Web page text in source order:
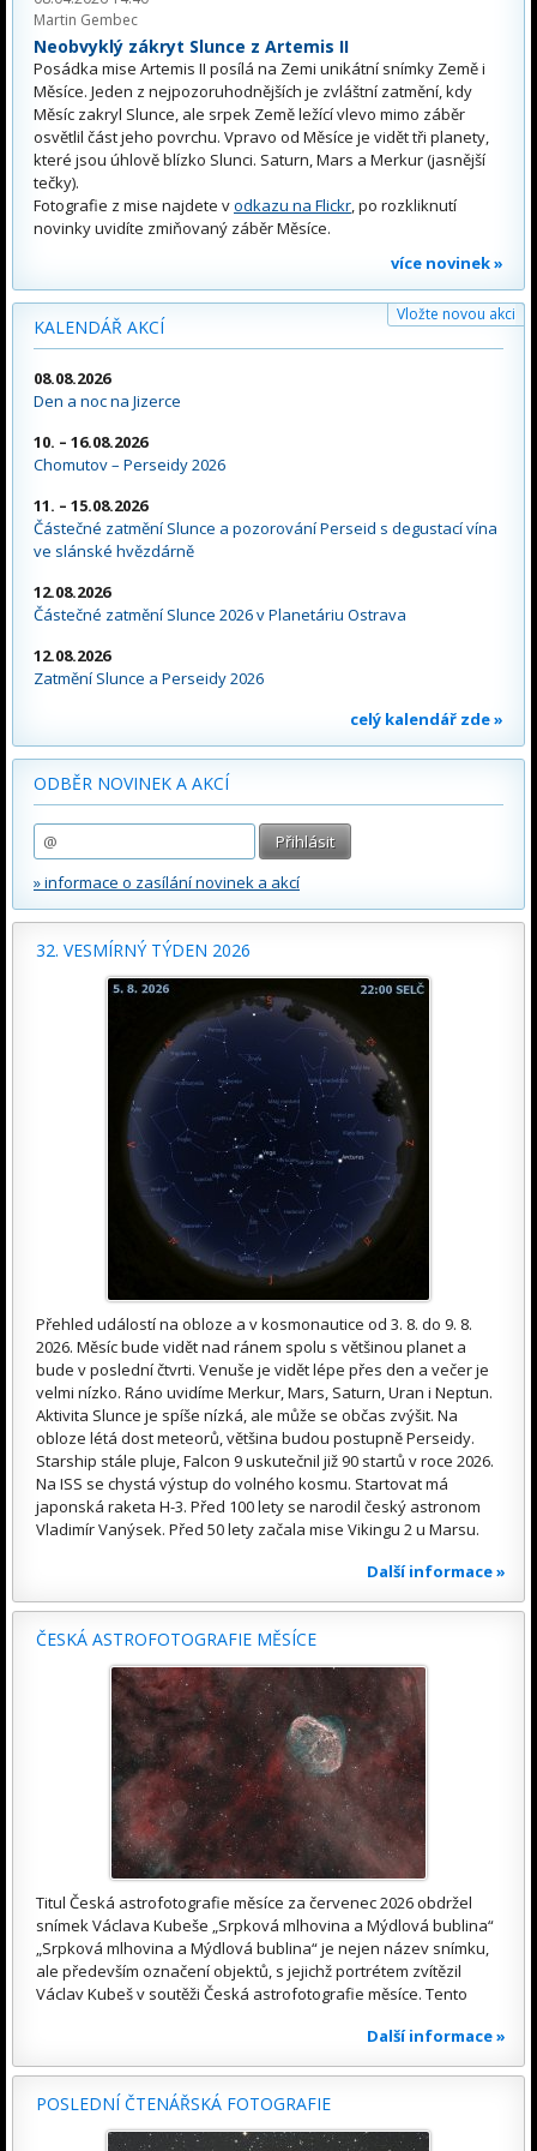
Martin Gembec
Neobvyklý zákryt Slunce z Artemis II
Posádka mise Artemis II posílá na Zemi unikátní snímky Země i
Měsíce. Jeden z nejpozoruhodnějších je zvláštní zatmění, kdy
Měsíc zakryl Slunce, ale srpek Země ležící vlevo mimo záběr
osvětlil část jeho povrchu. Vpravo od Měsíce je vidět tři planety,
které jsou úhlově blízko Slunci. Saturn, Mars a Merkur (jasnější
tečky).
Fotografie z mise najdete vodkazu na Flickr, po rozkliknutí
novinky uvidíte zmiňovaný záběr Měsíce.
více novinek »
KALENDÁŘ AKCÍ
Vložte novou akci
08.08.2026
Den a noc na Jizerce
10. – 16.08.2026
Chomutov – Perseidy 2026
11. – 15.08.2026
Částečné zatmění Slunce a pozorování Perseid s degustací vína
ve slánské hvězdárně
12.08.2026
Částečné zatmění Slunce 2026 v Planetáriu Ostrava
12.08.2026
Zatmění Slunce a Perseidy 2026
celý kalendář zde »
ODBĚR NOVINEK A AKCÍ
» informace o zasílání novinek a akcí
32. VESMÍRNÝ TÝDEN 2026
Přehled událostí na obloze a v kosmonautice od 3. 8. do 9. 8.
2026. Měsíc bude vidět nad ránem spolu s většinou planet a
bude v poslední čtvrti. Venuše je vidět lépe přes den a večer je
velmi nízko. Ráno uvidíme Merkur, Mars, Saturn, Uran i Neptun.
Aktivita Slunce je spíše nízká, ale může se občas zvýšit. Na
obloze létá dost meteorů, většina budou postupně Perseidy.
Starship stále pluje, Falcon 9 uskutečnil již 90 startů v roce 2026.
Na ISS se chystá výstup do volného kosmu. Startovat má
japonská raketa H-3. Před 100 lety se narodil český astronom
Vladimír Vanýsek. Před 50 lety začala mise Vikingu 2 u Marsu.
Další informace »
ČESKÁ ASTROFOTOGRAFIE MĚSÍCE
Titul Česká astrofotografie měsíce za červenec 2026 obdržel
snímek Václava Kubeše „Srpková mlhovina a Mýdlová bublina“
„Srpková mlhovina a Mýdlová bublina“ je nejen název snímku,
ale především označení objektů, s jejichž portrétem zvítězil
Václav Kubeš v soutěži Česká astrofotografie měsíce. Tento
Další informace »
POSLEDNÍ ČTENÁŘSKÁ FOTOGRAFIE